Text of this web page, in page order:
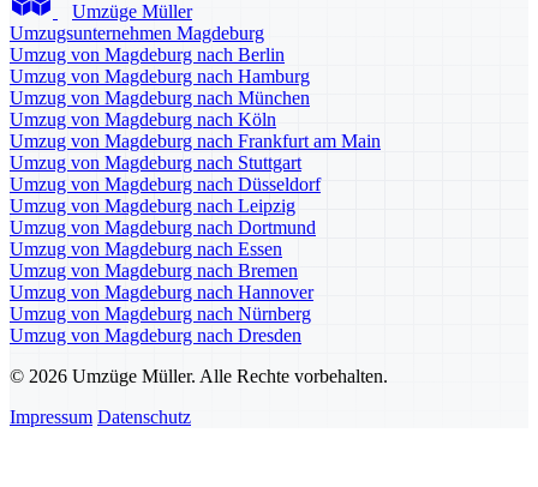
Umzüge Müller
Umzugsunternehmen Magdeburg
Umzug von Magdeburg nach Berlin
Umzug von Magdeburg nach Hamburg
Umzug von Magdeburg nach München
Umzug von Magdeburg nach Köln
Umzug von Magdeburg nach Frankfurt am Main
Umzug von Magdeburg nach Stuttgart
Umzug von Magdeburg nach Düsseldorf
Umzug von Magdeburg nach Leipzig
Umzug von Magdeburg nach Dortmund
Umzug von Magdeburg nach Essen
Umzug von Magdeburg nach Bremen
Umzug von Magdeburg nach Hannover
Umzug von Magdeburg nach Nürnberg
Umzug von Magdeburg nach Dresden
© 2026 Umzüge Müller. Alle Rechte vorbehalten.
Impressum Datenschutz